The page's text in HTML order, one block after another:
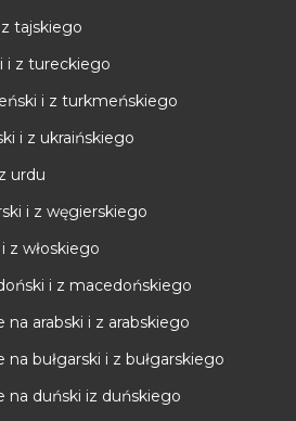
tajskiego
i z tureckiego
i z turkmeńskiego
i z ukraińskiego
urdu
i z węgierskiego
z włoskiego
i z macedońskiego
na arabski i z arabskiego
na bułgarski i z bułgarskiego
na duński iz duńskiego